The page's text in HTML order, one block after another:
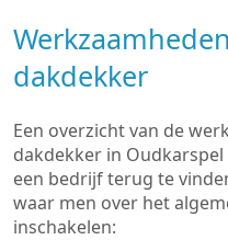
dakdekker
Een overzicht van de
dakdekker in
een bedrijf terug te
waar men over het
inschakelen: